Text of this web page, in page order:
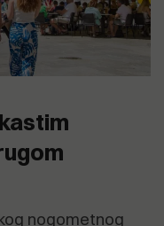
nogometnog